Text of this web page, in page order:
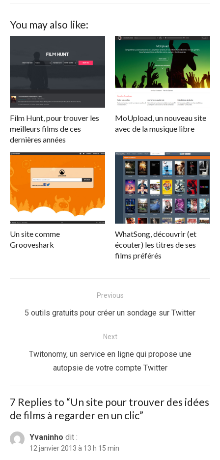
You may also like:
Film Hunt, pour trouver les
meilleurs films de ces
dernières années
MoUpload, un nouveau site
avec de la musique libre
Un site comme
Grooveshark
WhatSong, découvrir (et
écouter) les titres de ses
films préférés
Previous
Previous
5 outils gratuits pour créer un sondage sur Twitter
Next
NextTwitonomy, un service en ligne qui propose une
autopsie de votre compte Twitter
7 Replies to “Un site pour trouver des idées
de films à regarder en un clic”
Yvaninho dit :
12 janvier 2013 à 13 h 15 min